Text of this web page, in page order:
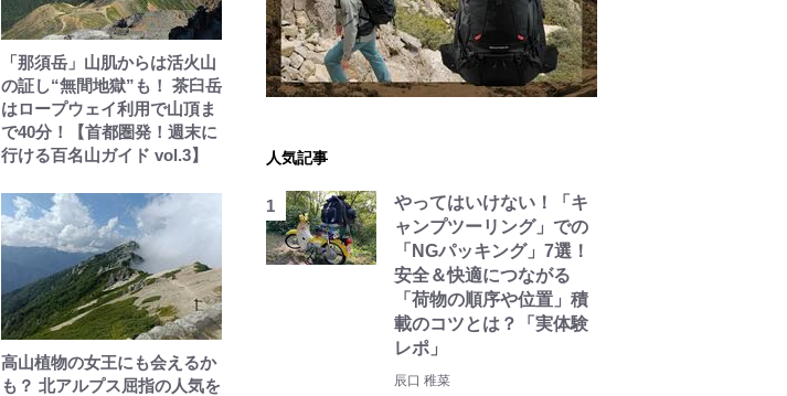
「那須岳」山肌からは活火山
の証し“無間地獄”も！ 茶臼岳
はロープウェイ利用で山頂ま
で40分！【首都圏発！週末に
行ける百名山ガイド vol.3】
高山植物の女王にも会えるか
も？ 北アルプス屈指の人気を
人気記事
やってはいけない！「キ
ャンプツーリング」での
「NGパッキング」7選！
安全＆快適につながる
「荷物の順序や位置」積
載のコツとは？「実体験
レポ」
辰口 稚菜